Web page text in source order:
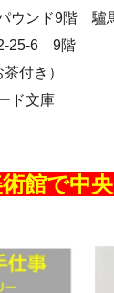
ウンド9階 驢
25-6 9階
付き）
ド文庫
館で中